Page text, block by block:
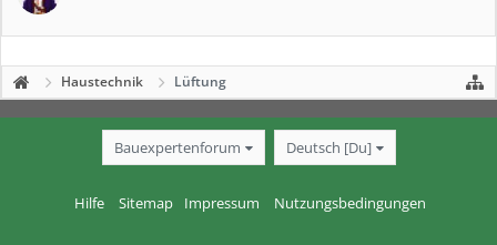
Haustechnik Lüftung
Bauexpertenforum Deutsch [Du]
Hilfe Sitemap Impressum Nutzungsbedingungen